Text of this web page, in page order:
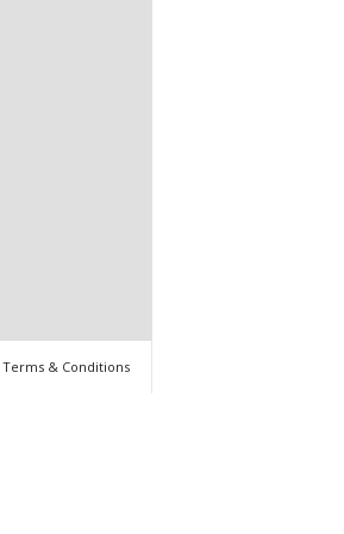
Terms & Conditions